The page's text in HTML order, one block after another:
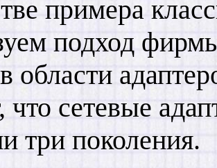
примера
подход
области
что сетевые
три поколения.